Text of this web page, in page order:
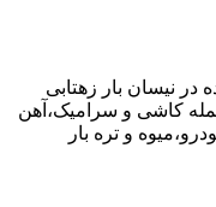
در نیسان بار زهتابی
جمله کاشی و سرامیک،آهن
و تره بار